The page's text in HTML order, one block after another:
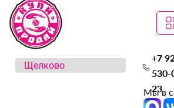
+7
530-
23
Мы в